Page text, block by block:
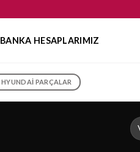
BANKA HESAPLARIMIZ
HYUNDAI PARÇALAR